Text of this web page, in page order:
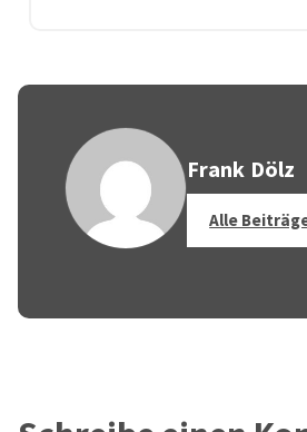
Frank Dölz
Alle